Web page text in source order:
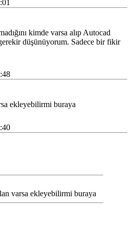
kimde varsa alıp Autocad
düşünüyorum. Sadece bir fikir
ekleyebilirmi buraya
varsa ekleyebilirmi buraya